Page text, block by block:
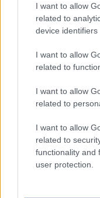
I want to allow
related to
device identifiers
I want to allow
related to
I want to allow
related to
I want to allow
related to
functionality and
user protection.
Η Lara Fabian
ικανότητά της
την
ερμηνείες της.
συγκλονιστικό «
σημαδέψει
Η περιοδεία
αποκαλύψει τη
καλλιτεχνικής